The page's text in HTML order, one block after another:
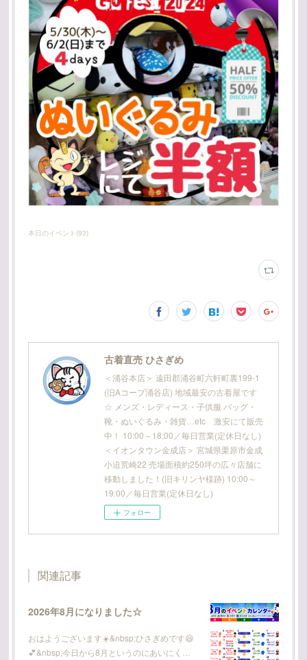
本日のイベント (93)
古着直売 ひさぎめ
＜涌谷本店＞ 遠田郡涌谷町六軒町裏199-1
(旧Aコープ涌谷店) 地域最安の古着屋です
☆ メンズ・レディース・子供服 バッグ・
靴・ぬいぐるみ・雑貨…etc 激安にて販売
中！ 10:00～18:00／毎日営業(定休日なし)
＜イオンタウン金成店＞ 宮城県栗原市金成
小迫荒崎22 売場面積約250坪の広々店舗に
移動しました！(旧キリンヤ様跡) 10:00～
19:00／毎日営業(定休日なし)
フォロー
関連記事
2026年8月になりました☆
おはようございます☀️&nbsp;ひさぎめです😆
💕&nbsp;今日から8月というのにあいにく…